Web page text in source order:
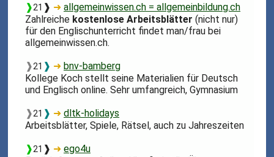
❱21 ❱ ➜allgemeinwissen.ch = allgemeinbildung.ch
Zahlreiche kostenlose Arbeitsblätter (nicht nur)
für den Englischunterricht findet man/frau bei
allgemeinwissen.ch.
❱21 ❱ ➜bnv-bamberg
Kollege Koch stellt seine Materialien für Deutsch
und Englisch online. Sehr umfangreich, Gymnasium
❱21 ❱ ➜dltk-holidays
Arbeitsblätter, Spiele, Rätsel, auch zu Jahreszeiten
❱21 ❱ ➜ego4u